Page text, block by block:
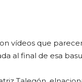
vídeos que
al final de esa